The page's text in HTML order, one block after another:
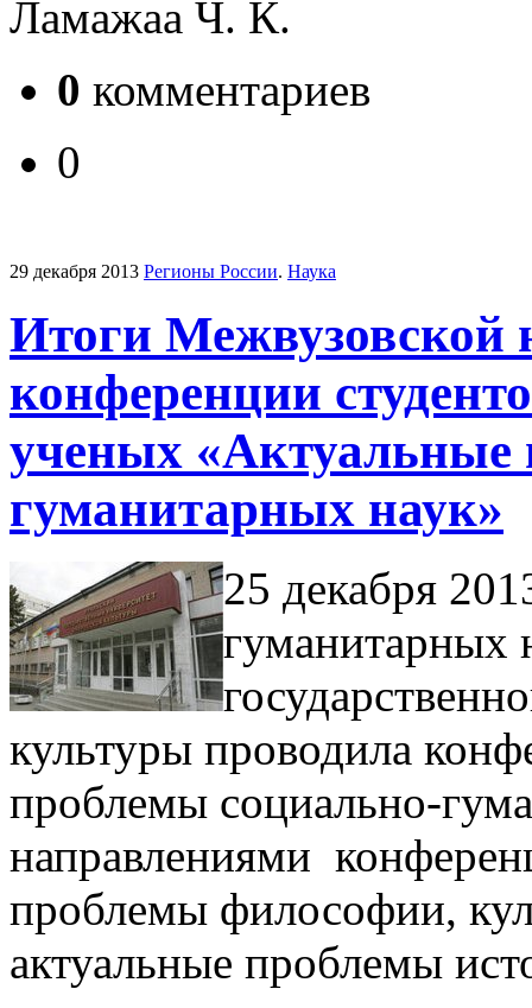
Ламажаа Ч. К.
0 комментариев
0
29 декабря 2013 Регионы России. Наука
Итоги Межвузовской
конференции
ученых «Актуальные
гуманитарных наук»
25 декабря
гуманитарных
культуры проводила
проблемы социально-
направлениями
проблемы философии,
актуальные проблемы